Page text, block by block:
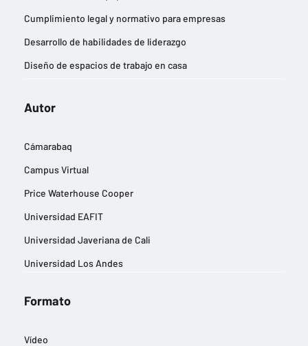
Cumplimiento legal y normativo para empresas
Desarrollo de habilidades de liderazgo
Diseño de espacios de trabajo en casa
Eficiencia energética y reducción de la huella de carbono
Gestión de riesgos empresariales
Autor
Cámarabaq
Campus Virtual
Price Waterhouse Cooper
Universidad EAFIT
Universidad Javeriana de Cali
Universidad Los Andes
Formato
Vídeo